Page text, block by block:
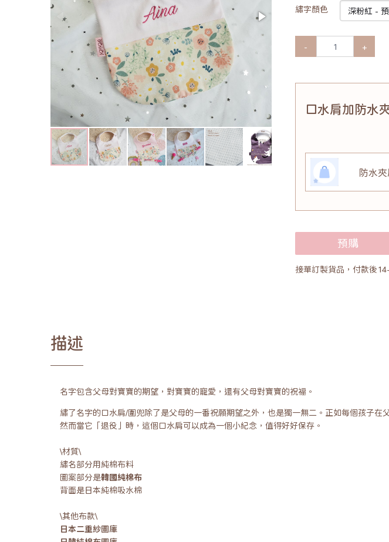
繡字顏色
- +
口水肩加防水
防水夾
預購
接單訂製貨品，付款後
描述
名字包含父母對寶寶的期望，對寶寶的寵愛，還有父母對寶寶的祝福。
繡了名字的口水肩/圍兜除了是父母的一番祝願期望之外，也是獨一無二。正如每個孩子
然而當它「退役」時，這個口水肩可以成為一個小紀念，值得好好保存。
\材質\
繡名部分用純棉布料
圖案部分是韓國純棉布
背面是日本純棉吸水棉
\其他布款\
日本二重紗圖庫